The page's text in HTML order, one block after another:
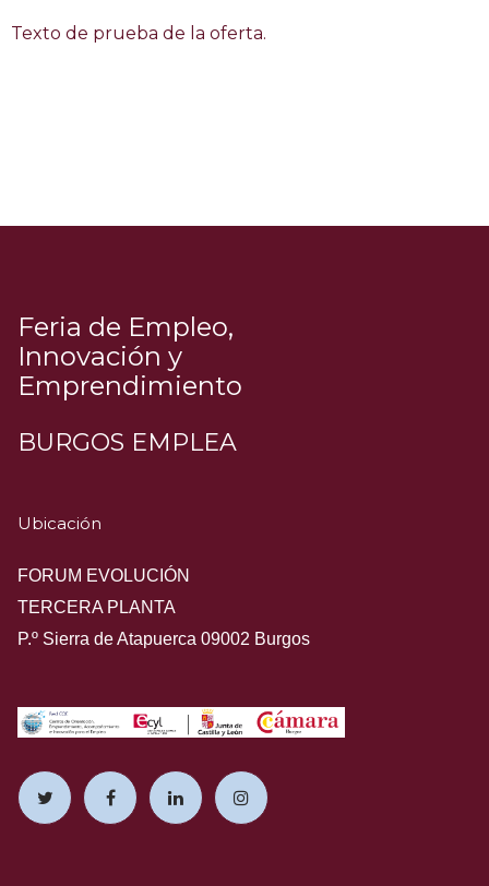
Texto de prueba de la oferta.
Feria de Empleo,
Innovación y
Emprendimiento
BURGOS EMPLEA
Ubicación
FORUM EVOLUCIÓN
TERCERA PLANTA
P.º Sierra de Atapuerca 09002 Burgos